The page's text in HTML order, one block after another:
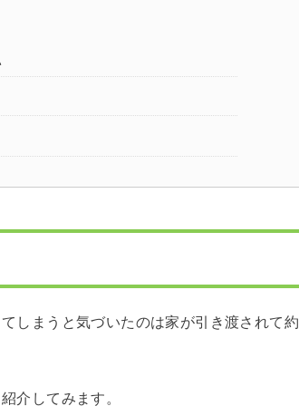
しまうと気づいたのは家が引き渡されて約
介してみます。